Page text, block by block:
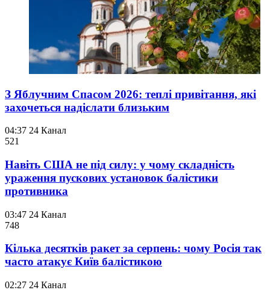
З Яблучним Спасом 2026: теплі привітання, які
захочеться надіслати близьким
04:37 24 Канал
521
Навіть США не під силу: у чому складність
ураження пускових установок балістики
противника
03:47 24 Канал
748
Кілька десятків ракет за серпень: чому Росія так
часто атакує Київ балістикою
02:27 24 Канал